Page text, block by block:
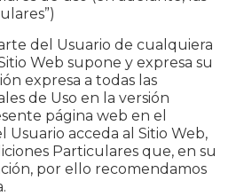
del Usuario de cualquiera
Web supone y expresa su
expresa a todas las
de Uso en la versión
página web en el
acceda al Sitio Web,
Particulares que, en su
por ello recomendamos